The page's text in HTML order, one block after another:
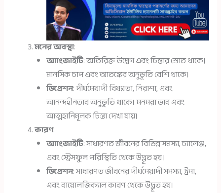
মনের অবস্থা:
অ্যাংজাইটি: অতিরিক্ত উদ্বেগ এবং চিন্তার স্রোত থাকে।
মানসিক চাপ এবং আতঙ্কের অনুভূতি বেশি থাকে।
ডিপ্রেশন: দীর্ঘমেয়াদী বিষণ্নতা, নিরাশা, এবং
আনন্দহীনতার অনুভূতি থাকে। মনমরা ভাব এবং
আত্মহানিমূলক চিন্তা দেখা যায়।
কারণ:
অ্যাংজাইটি: সাধারণত জীবনের বিভিন্ন সমস্যা, চ্যালেঞ্জ,
এবং স্ট্রেসফুল পরিস্থিতি থেকে উদ্ভূত হয়।
ডিপ্রেশন: সাধারণত জীবনের দীর্ঘমেয়াদী সমস্যা, ট্রমা,
এবং বায়োলজিক্যাল কারণ থেকে উদ্ভূত হয়।